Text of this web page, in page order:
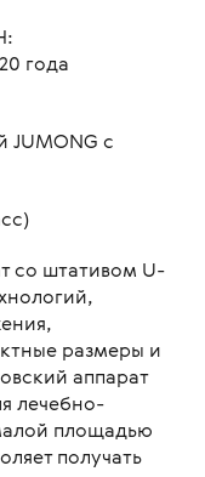
года
JUMONG c
со штативом U-
размеры и
аппарат
лечебно-
площадью
получать